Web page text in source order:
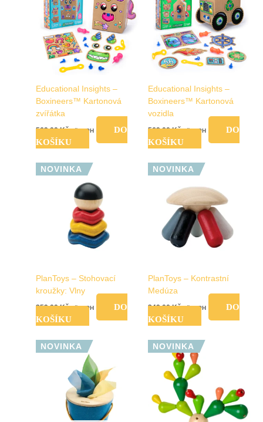
Educational Insights –
Boxineers™ Kartonová
zvířátka
569,00Kč vč. DPH
DO
KOŠÍKU
Educational Insights –
Boxineers™ Kartonová
vozidla
569,00Kč vč. DPH
DO
KOŠÍKU
NOVINKA
PlanToys – Stohovací
kroužky: Vlny
259,00Kč vč. DPH
DO
KOŠÍKU
NOVINKA
PlanToys – Kontrastní
Medúza
349,00Kč vč. DPH
DO
KOŠÍKU
NOVINKA NOVINKA